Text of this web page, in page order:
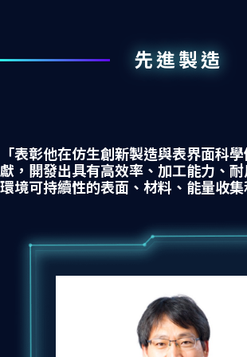
先進製造
「表彰他在仿生創新製造與表界面科
獻，開發出具有高效率、加工能力、
環境可持續性的表面、材料、能量收集